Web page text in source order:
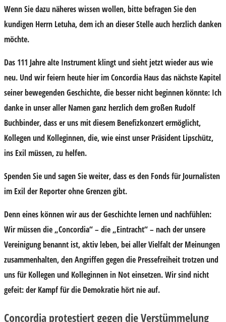
Wenn Sie dazu näheres wissen wollen, bitte befragen Sie den
kundigen Herrn Letuha, dem ich an dieser Stelle auch herzlich danken
möchte.
Das 111 Jahre alte Instrument klingt und sieht jetzt wieder aus wie
neu. Und wir feiern heute hier im Concordia Haus das nächste Kapitel
seiner bewegenden Geschichte, die besser nicht beginnen könnte: Ich
danke in unser aller Namen ganz herzlich dem großen Rudolf
Buchbinder, dass er uns mit diesem Benefizkonzert ermöglicht,
Kollegen und Kolleginnen, die, wie einst unser Präsident Lipschütz,
ins Exil müssen, zu helfen.
Spenden Sie und sagen Sie weiter, dass es den Fonds für Journalisten
im Exil der Reporter ohne Grenzen gibt.
Denn eines können wir aus der Geschichte lernen und nachfühlen:
Wir müssen die „Concordia“ – die „Eintracht“ – nach der unsere
Vereinigung benannt ist, aktiv leben, bei aller Vielfalt der Meinungen
zusammenhalten, den Angriffen gegen die Pressefreiheit trotzen und
uns für Kollegen und Kolleginnen in Not einsetzen. Wir sind nicht
gefeit: der Kampf für die Demokratie hört nie auf.
Concordia protestiert gegen die Verstümmelung